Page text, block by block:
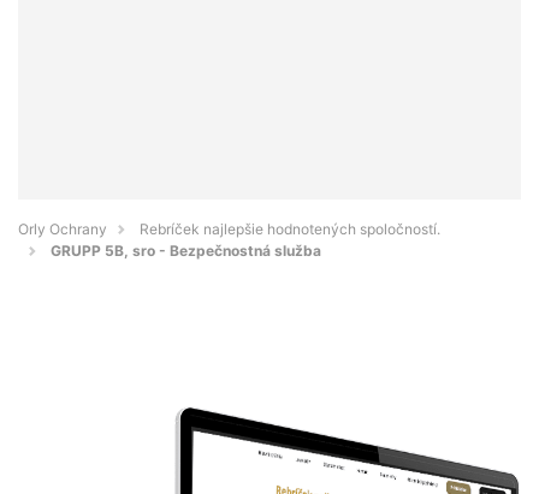
Orly Ochrany
Rebríček najlepšie hodnotených spoločností.
GRUPP 5B, sro - Bezpečnostná služba